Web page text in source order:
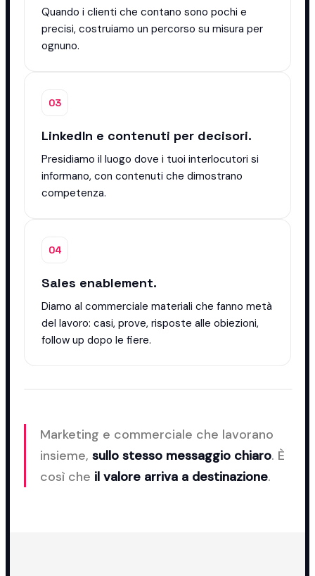
Quando i clienti che contano sono pochi e
precisi, costruiamo un percorso su misura per
ognuno.
03
LinkedIn e contenuti per decisori.
Presidiamo il luogo dove i tuoi interlocutori si
informano, con contenuti che dimostrano
competenza.
04
Sales enablement.
Diamo al commerciale materiali che fanno metà
del lavoro: casi, prove, risposte alle obiezioni,
follow up dopo le fiere.
Marketing e commerciale che lavorano
insieme, sullo stesso messaggio chiaro. È
così che il valore arriva a destinazione.